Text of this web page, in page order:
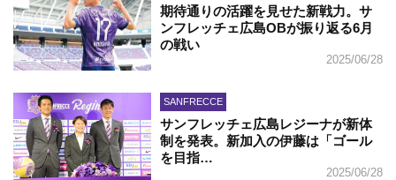
期待通りの活躍を見せた新戦力。サ
ンフレッチェ広島OBが振り返る6月
の戦い
2025/06/28
SANFRECCE
サンフレッチェ広島レジーナが新体
制を発表。新加入の伊藤は「ゴール
を目指…
2025/06/28